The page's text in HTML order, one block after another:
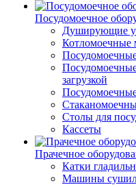
Посудомоечное
Душирующие
загрузкой
Столы для
Кассеты
Прачечное
Катки
Машины